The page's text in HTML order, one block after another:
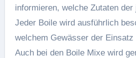
informieren, welche Zutaten
Jeder Boile wird ausführlich
welchem Gewässer der
Auch bei den Boile Mixe wird